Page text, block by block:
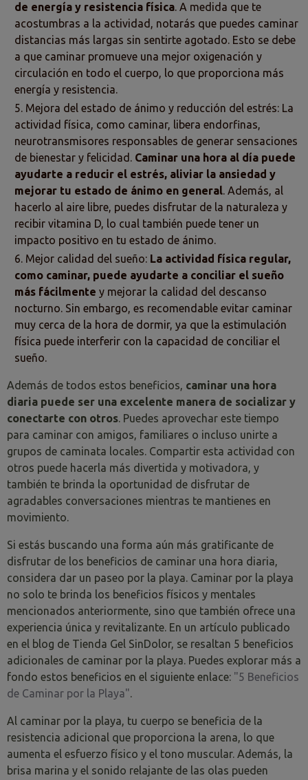
de energía y resistencia física. A medida que te
acostumbras a la actividad, notarás que puedes caminar
distancias más largas sin sentirte agotado. Esto se debe
a que caminar promueve una mejor oxigenación y
circulación en todo el cuerpo, lo que proporciona más
energía y resistencia.
Mejora del estado de ánimo y reducción del estrés: La
actividad física, como caminar, libera endorfinas,
neurotransmisores responsables de generar sensaciones
de bienestar y felicidad. Caminar una hora al día puede
ayudarte a reducir el estrés, aliviar la ansiedad y
mejorar tu estado de ánimo en general. Además, al
hacerlo al aire libre, puedes disfrutar de la naturaleza y
recibir vitamina D, lo cual también puede tener un
impacto positivo en tu estado de ánimo.
Mejor calidad del sueño: La actividad física regular,
como caminar, puede ayudarte a conciliar el sueño
más fácilmente y mejorar la calidad del descanso
nocturno. Sin embargo, es recomendable evitar caminar
muy cerca de la hora de dormir, ya que la estimulación
física puede interferir con la capacidad de conciliar el
sueño.
Además de todos estos beneficios, caminar una hora
diaria puede ser una excelente manera de socializar y
conectarte con otros. Puedes aprovechar este tiempo
para caminar con amigos, familiares o incluso unirte a
grupos de caminata locales. Compartir esta actividad con
otros puede hacerla más divertida y motivadora, y
también te brinda la oportunidad de disfrutar de
agradables conversaciones mientras te mantienes en
movimiento.
Si estás buscando una forma aún más gratificante de
disfrutar de los beneficios de caminar una hora diaria,
considera dar un paseo por la playa. Caminar por la playa
no solo te brinda los beneficios físicos y mentales
mencionados anteriormente, sino que también ofrece una
experiencia única y revitalizante. En un artículo publicado
en el blog de Tienda Gel SinDolor, se resaltan 5 beneficios
adicionales de caminar por la playa. Puedes explorar más a
fondo estos beneficios en el siguiente enlace: "5 Beneficios
de Caminar por la Playa".
Al caminar por la playa, tu cuerpo se beneficia de la
resistencia adicional que proporciona la arena, lo que
aumenta el esfuerzo físico y el tono muscular. Además, la
brisa marina y el sonido relajante de las olas pueden